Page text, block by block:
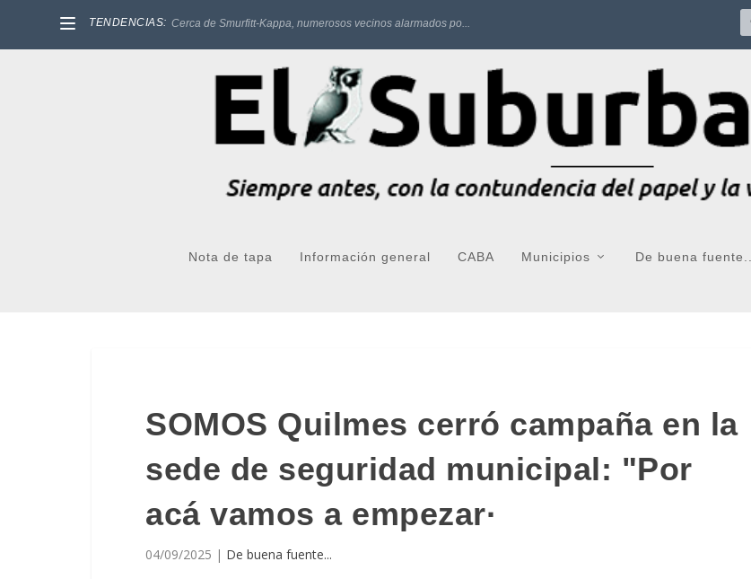
TENDENCIAS: Cerca de Smurfitt-Kappa, numerosos vecinos alarmados po...
Nota de tapa Información general CABA Municipios De buena fuente...
SOMOS Quilmes cerró campaña en la
sede de seguridad municipal: "Por
acá vamos a empezar·
04/09/2025 | De buena fuente...